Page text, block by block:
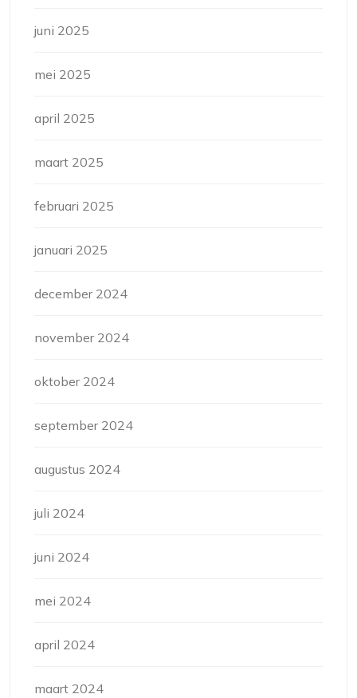
juni 2025
mei 2025
april 2025
maart 2025
februari 2025
januari 2025
december 2024
november 2024
oktober 2024
september 2024
augustus 2024
juli 2024
juni 2024
mei 2024
april 2024
maart 2024